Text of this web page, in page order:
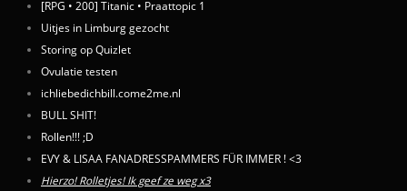
[RPG • 200] Titanic • Praattopic 1
Uitjes in Limburg gezocht
Storing op Quizlet
Ovulatie testen
ichliebedichbill.come2me.nl
BULL SHIT!
Rollen!!! ;D
EVY & LISAA FANADRESSPAMMERS FÜR IMMER ! <3
Hierzo! Rolletjes! Ik geef ze weg x3